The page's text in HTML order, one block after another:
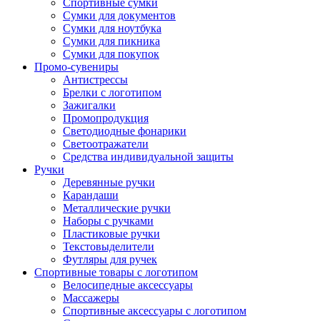
Спортивные сумки
Сумки для документов
Сумки для ноутбука
Сумки для пикника
Сумки для покупок
Промо-сувениры
Антистрессы
Брелки с логотипом
Зажигалки
Промопродукция
Светодиодные фонарики
Светоотражатели
Средства индивидуальной защиты
Ручки
Деревянные ручки
Карандаши
Металлические ручки
Наборы с ручками
Пластиковые ручки
Текстовыделители
Футляры для ручек
Спортивные товары с логотипом
Велосипедные аксессуары
Массажеры
Спортивные аксессуары с логотипом